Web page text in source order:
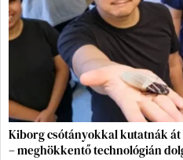
Kiborg csótányokkal kutatnák
– meghökkentő technológián